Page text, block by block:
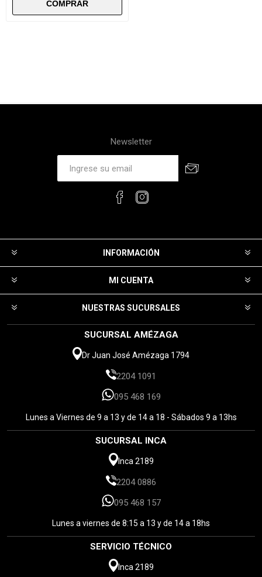
Newsletter
INFORMACIÓN
MI CUENTA
NUESTRAS SUCURSALES
SUCURSAL AMÉZAGA
Dr Juan José Amézaga 1794
2204 1091
095 468 169
Lunes a Viernes de 9 a 13 y de 14 a 18 - Sábados 9 a 13hs
SUCURSAL INCA
Inca 2189
2204 0886
095 468 157
Lunes a viernes de 8:15 a 13 y de 14 a 18hs
SERVICIO TÉCNICO
Inca 2189